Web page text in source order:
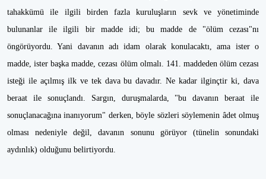
tahakkümü ile ilgili birden fazla kuruluşların sevk ve yönetiminde
bulunanlar ile ilgili bir madde idi; bu madde de "ölüm cezası"nı
öngörüyordu. Yani davanın adı idam olarak konulacaktı, ama ister o
madde, ister başka madde, cezası ölüm olmalı. 141. maddeden ölüm cezası
isteği ile açılmış ilk ve tek dava bu davadır. Ne kadar ilginçtir ki, dava
beraat ile sonuçlandı. Sargın, duruşmalarda, "bu davanın beraat ile
sonuçlanacağına inanıyorum" derken, böyle sözleri söylemenin âdet olmuş
olması nedeniyle değil, davanın sonunu görüyor (tünelin sonundaki
aydınlık) olduğunu belirtiyordu.